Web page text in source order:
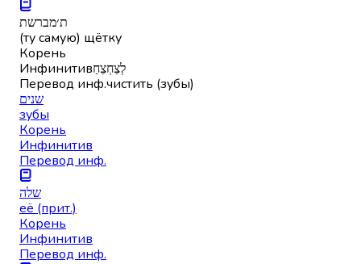
ת׳מברשת
(ту самую) щётку
Корень
Инфинитивלְצַחְצֵחַ
Перевод инф.чистить (зубы)
שנים
зубы
Корень
Инфинитив
Перевод инф.
שלה
её (прит.)
Корень
Инфинитив
Перевод инф.